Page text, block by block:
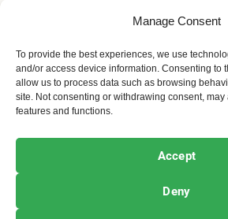
Manage Consent
To provide the best experiences, we use
and/or access device information. Consenting to
allow us to process data such as browsing
site. Not consenting or withdrawing consent, may
features and functions.
Accept
Deny
Iako su bile među retkim ženama
prisustvovale Velikoj narodnoj
održana 25. novembra 1918.
Ekologija i održivost